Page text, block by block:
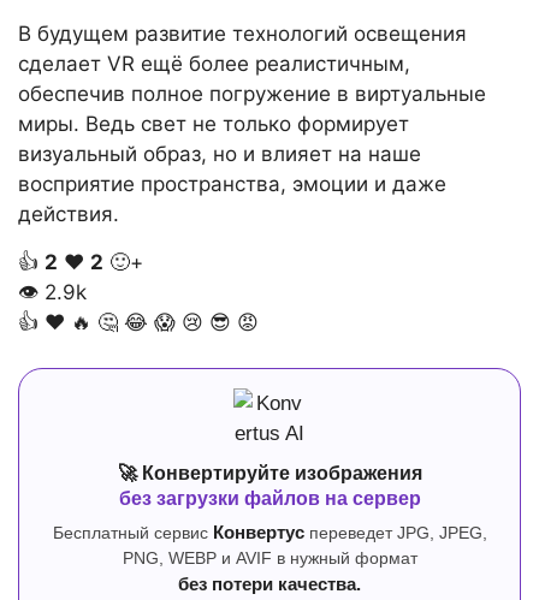
В будущем развитие технологий освещения
сделает VR ещё более реалистичным,
обеспечив полное погружение в виртуальные
миры. Ведь свет не только формирует
визуальный образ, но и влияет на наше
восприятие пространства, эмоции и даже
действия.
👍 2 ❤️ 2 🙂+
👁 2.9k
👍 ❤️ 🔥 🤔 😂 😱 😢 😎 😡
🚀 Конвертируйте изображения
без загрузки файлов на сервер
Бесплатный сервис Конвертуспереведет JPG, JPEG,
PNG, WEBP и AVIF в нужный формат
без потери качества.